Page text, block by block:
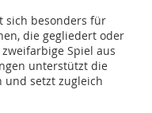
sich besonders für
die gegliedert oder
Spiel aus
unterstützt die
und setzt zugleich